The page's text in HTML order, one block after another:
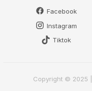
Facebook
Instagram
Tiktok
Copyright © 2025